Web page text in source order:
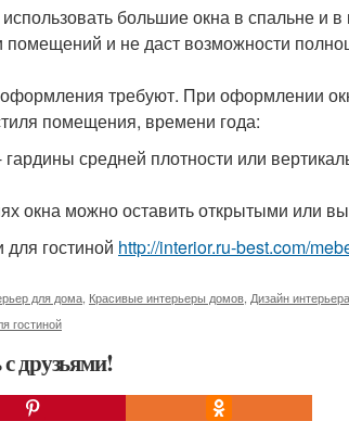
большие окна в спальне и в
и не даст возможности
требуют. При оформлении
помещения, времени года:
средней плотности или
окна можно оставить открытыми или
гостиной http://interior.ru-best.com/
для дома Красивые интерьеры домов Дизайн
гостиной
друзьями!